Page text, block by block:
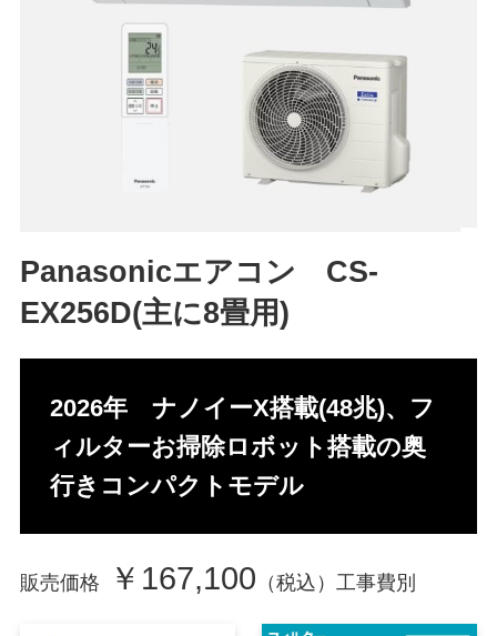
Panasonicエアコン CS-
EX256D(主に8畳用)
2026年 ナノイーX搭載(48兆)、フ
ィルターお掃除ロボット搭載の奥
行きコンパクトモデル
販売価格 ￥167,100 （税込）工事費別